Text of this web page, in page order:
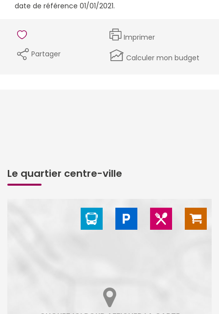
date de référence 01/01/2021.
Imprimer
Partager
Calculer mon budget
Le quartier centre-ville